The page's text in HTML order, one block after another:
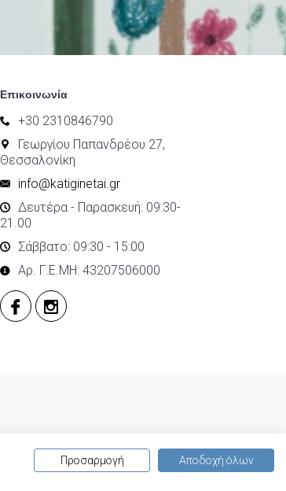
Επικοινωνία
+30 2310846790
Γεωργίου Παπανδρέου 27,
Θεσσαλονίκη
info@katiginetai.gr
Δευτέρα - Παρασκευή: 09:30-
21.00
Σάββατο: 09:30 - 15:00
Αρ. Γ.Ε.ΜΗ: 43207506000
Προσαρμογή Αποδοχή όλων